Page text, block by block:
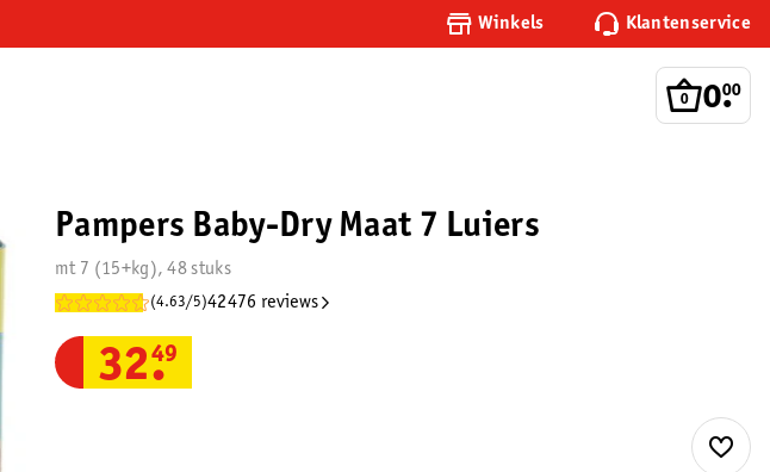
Winkels Klantenservice
0.
00
Pampers Baby-Dry Maat 7 Luiers
mt 7 (15+kg), 48 stuks
(4.63/5)42476 reviews
32.
49